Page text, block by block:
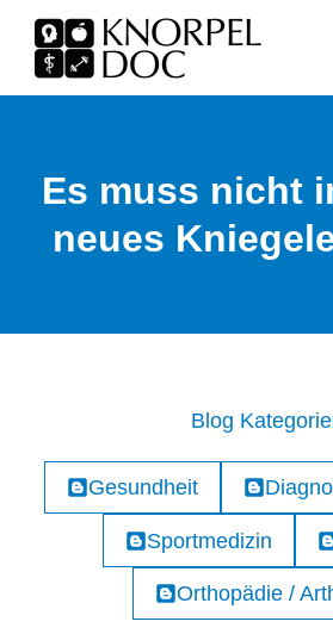
Inhalt
springen
Es muss nicht
neues
Blog
Gesundheit
Sportmedizin
Orthopädie /